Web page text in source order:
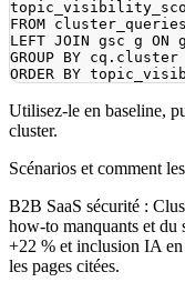
FROM
LEFT JOIN gsc g ON g
GROUP BY cq .
ORDER BY
Utilisez-le en baseline,
cluster.
Scénarios et comment
B2B SaaS sécurité :
how-to manquants et
+22 % et inclusion IA en
les pages citées.